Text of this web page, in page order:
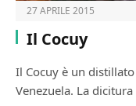
27 APRILE 2015
Il Cocuy
Il Cocuy è un
Venezuela. La